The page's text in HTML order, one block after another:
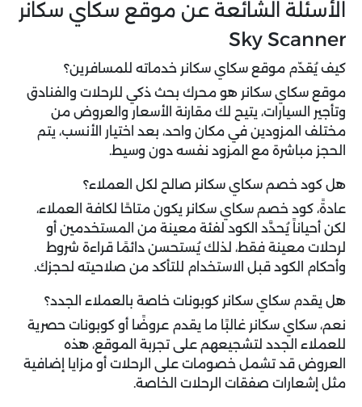
الأسئلة الشائعة عن موقع سكاي سكانر
Sky Scanner
كيف يُقدّم موقع سكاي سكانر خدماته للمسافرين؟
موقع سكاي سكانر هو محرك بحث ذكي للرحلات والفنادق
وتأجير السيارات، يتيح لك مقارنة الأسعار والعروض من
مختلف المزودين في مكان واحد، بعد اختيار الأنسب، يتم
الحجز مباشرة مع المزود نفسه دون وسيط.
هل كود خصم سكاي سكانر صالح لكل العملاء؟
عادةً، كود خصم سكاي سكانر يكون متاحًا لكافة العملاء،
لكن أحياناً يُحدَّد الكود لفئة معينة من المستخدمين أو
لرحلات معينة فقط، لذلك يُستحسن دائمًا قراءة شروط
وأحكام الكود قبل الاستخدام للتأكد من صلاحيته لحجزك.
هل يقدم سكاي سكانر كوبونات خاصة بالعملاء الجدد؟
نعم، سكاي سكانر غالبًا ما يقدم عروضًا أو كوبونات حصرية
للعملاء الجدد لتشجيعهم على تجربة الموقع، هذه
العروض قد تشمل خصومات على الرحلات أو مزايا إضافية
مثل إشعارات صفقات الرحلات الخاصة.